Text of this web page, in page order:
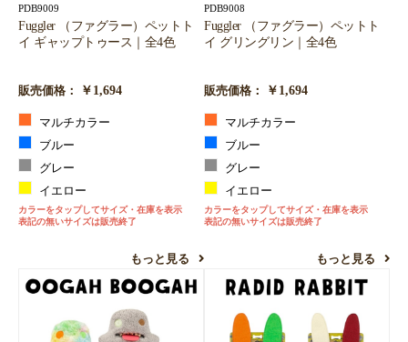
PDB9009
Fuggler （ファグラー）ペットト
イ ギャップトゥース｜全4色
販売価格： ￥1,694
マルチカラー
ブルー
グレー
イエロー
カラーをタップしてサイズ・在庫を表示
表記の無いサイズは販売終了
もっと見る
PDB9008
Fuggler （ファグラー）ペットト
イ グリングリン｜全4色
販売価格： ￥1,694
マルチカラー
ブルー
グレー
イエロー
カラーをタップしてサイズ・在庫を表示
表記の無いサイズは販売終了
もっと見る